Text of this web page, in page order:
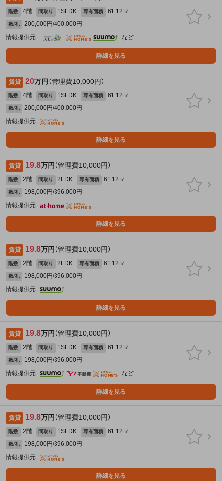
階数 4階 間取り 1SLDK 専有面積 61.12㎡
敷/礼
200,000円/400,000円
情報提供元
など
詳細を見る
賃貸 20万円 （管理費10,000円）
階数 4階 間取り 1SLDK 専有面積 61.12㎡
敷/礼
200,000円/400,000円
情報提供元
詳細を見る
賃貸 19.8万円 （管理費10,000円）
階数 2階 間取り 2LDK 専有面積 61.12㎡
敷/礼
198,000円/396,000円
情報提供元
詳細を見る
賃貸 19.8万円 （管理費10,000円）
階数 2階 間取り 2LDK 専有面積 61.12㎡
敷/礼
198,000円/396,000円
情報提供元
詳細を見る
賃貸 19.8万円 （管理費10,000円）
階数 2階 間取り 1SLDK 専有面積 61.12㎡
敷/礼
198,000円/396,000円
情報提供元
など
詳細を見る
賃貸 19.8万円 （管理費10,000円）
階数 2階 間取り 1SLDK 専有面積 61.12㎡
敷/礼
198,000円/396,000円
情報提供元
詳細を見る